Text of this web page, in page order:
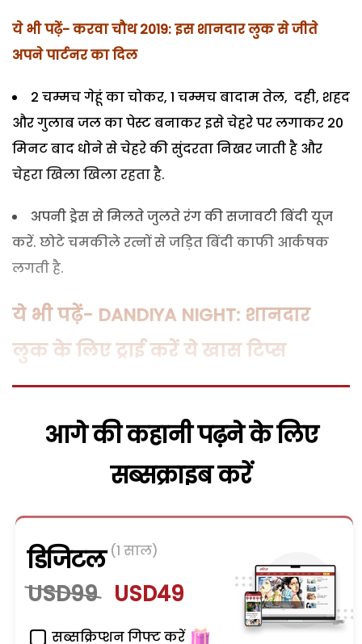
ये भी पढ़ें- करवा चौथ 2019: इस शानदार लुक से जीते
अपने पार्टनर का दिल
2 चम्मच गेहूं का चोकर, 1 चम्मच बादाम तेल, दही, शहद
और गुलाब जल का पेस्ट बनाकर इसे चेहरे पर लगाकर 20
मिनट बाद धोने से चेहरे की सुंदरता निखर जाती है और
चेहरा खिला खिला रहता है.
अपनी ड्रेस से मिलते जुलते रंग की सजावटी बिंदी यूज
करें. छोटे चमकीले रत्नों से जड़ित बिंदी काफी आर्कषक
लगती है.
ये भी पढ़ें- DANDIYA NIGHT: शानदार
लुक के लिए ट्राई करें ये खास टिप्स
आगे की कहानी पढ़ने के लिए
सब्सक्राइब करें
डिजिटल (1 साल)
USD99 USD49
सब्सक्रिप्शन गिफ्ट करें